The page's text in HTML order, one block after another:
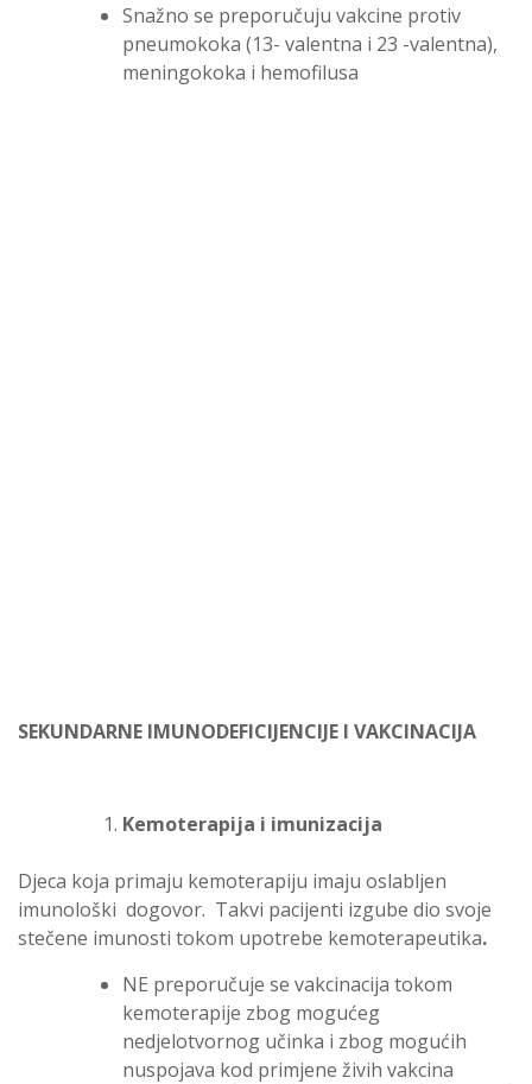
Snažno se preporučuju vakcine protiv
pneumokoka (13- valentna i 23 -valentna),
meningokoka i hemofilusa
SEKUNDARNE IMUNODEFICIJENCIJE I VAKCINACIJA
Kemoterapija i imunizacija
Djeca koja primaju kemoterapiju imaju oslabljen
imunološki dogovor. Takvi pacijenti izgube dio svoje
stečene imunosti tokom upotrebe kemoterapeutika.
NE preporučuje se vakcinacija tokom
kemoterapije zbog mogućeg
nedjelotvornog učinka i zbog mogućih
nuspojava kod primjene živih vakcina